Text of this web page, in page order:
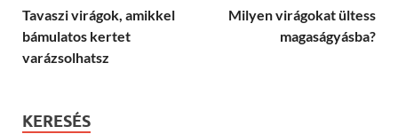
Tavaszi virágok, amikkel
bámulatos kertet
varázsolhatsz
Milyen virágokat ültess
magaságyásba?
KERESÉS